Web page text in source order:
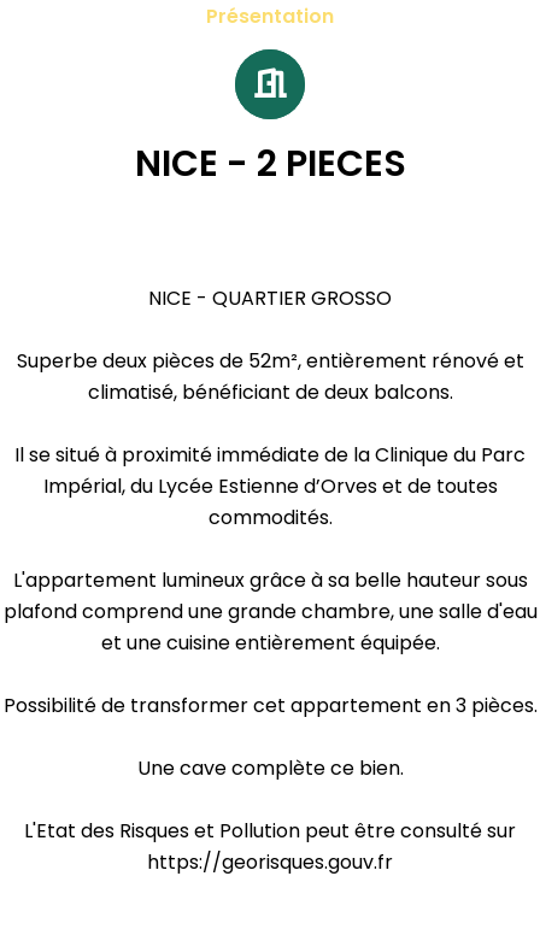
Présentation
NICE - 2 PIECES
NICE - QUARTIER GROSSO
Superbe deux pièces de 52m², entièrement rénové et
climatisé, bénéficiant de deux balcons.
Il se situé à proximité immédiate de la Clinique du Parc
Impérial, du Lycée Estienne d’Orves et de toutes
commodités.
L'appartement lumineux grâce à sa belle hauteur sous
plafond comprend une grande chambre, une salle d'eau
et une cuisine entièrement équipée.
Possibilité de transformer cet appartement en 3 pièces.
Une cave complète ce bien.
L'Etat des Risques et Pollution peut être consulté sur
https://georisques.gouv.fr